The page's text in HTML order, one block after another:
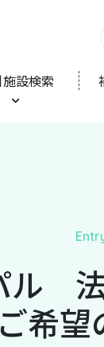
設検索
ル
ご希望